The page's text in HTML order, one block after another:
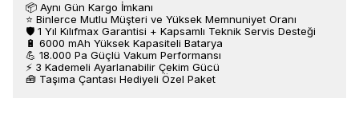
📦 Aynı Gün Kargo İmkanı
⭐ Binlerce Mutlu Müşteri ve Yüksek Memnuniyet Oranı
🛡️ 1 Yıl Kılıfmax Garantisi + Kapsamlı Teknik Servis Desteği
🔋 6000 mAh Yüksek Kapasiteli Batarya
💪 18.000 Pa Güçlü Vakum Performansı
⚡ 3 Kademeli Ayarlanabilir Çekim Gücü
🧰 Taşıma Çantası Hediyeli Özel Paket